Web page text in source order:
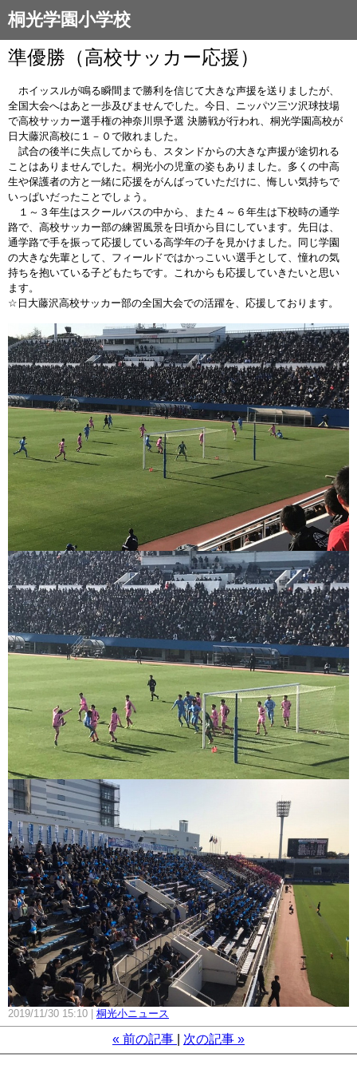
桐光学園小学校
準優勝（高校サッカー応援）
ホイッスルが鳴る瞬間まで勝利を信じて大きな声援を送りましたが、
全国大会へはあと一歩及びませんでした。今日、ニッパツ三ツ沢球技場
で高校サッカー選手権の神奈川県予選 決勝戦が行われ、桐光学園高校が
日大藤沢高校に１－０で敗れました。
試合の後半に失点してからも、スタンドからの大きな声援が途切れる
ことはありませんでした。桐光小の児童の姿もありました。多くの中高
生や保護者の方と一緒に応援をがんばっていただけに、悔しい気持ちで
いっぱいだったことでしょう。
１～３年生はスクールバスの中から、また４～６年生は下校時の通学
路で、高校サッカー部の練習風景を日頃から目にしています。先日は、
通学路で手を振って応援している高学年の子を見かけました。同じ学園
の大きな先輩として、フィールドではかっこいい選手として、憧れの気
持ちを抱いている子どもたちです。これからも応援していきたいと思い
ます。
☆日大藤沢高校サッカー部の全国大会での活躍を、応援しております。
2019/11/30 15:10 桐光小ニュース
« 前の記事 次の記事 »